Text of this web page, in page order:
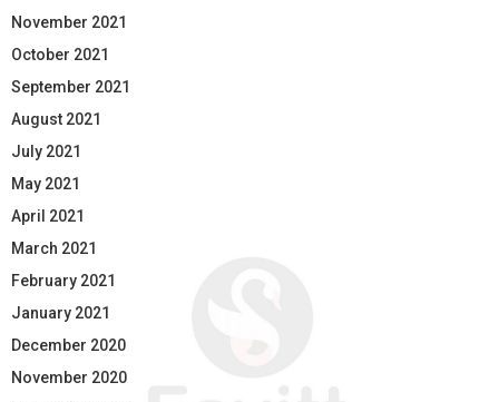
November 2021
October 2021
September 2021
August 2021
July 2021
May 2021
April 2021
March 2021
February 2021
January 2021
December 2020
November 2020